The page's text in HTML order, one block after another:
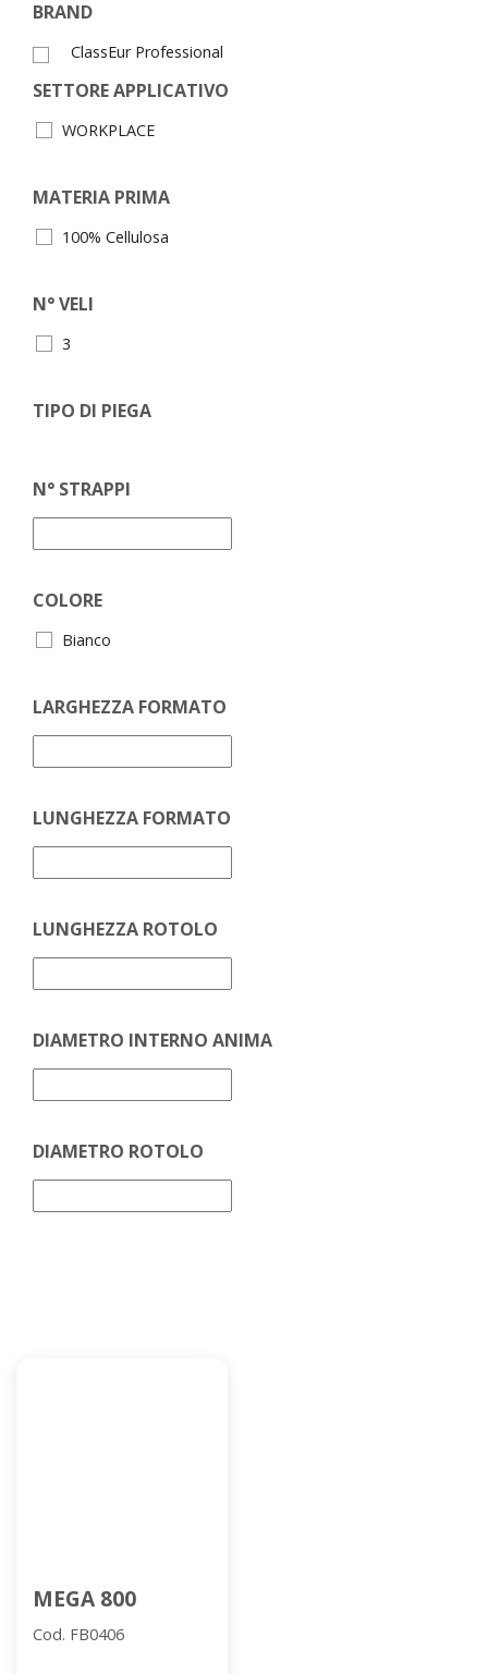
BRAND
ClassEur Professional
SETTORE APPLICATIVO
WORKPLACE
MATERIA PRIMA
100% Cellulosa
N° VELI
3
TIPO DI PIEGA
N° STRAPPI
COLORE
Bianco
LARGHEZZA FORMATO
LUNGHEZZA FORMATO
LUNGHEZZA ROTOLO
DIAMETRO INTERNO ANIMA
DIAMETRO ROTOLO
MEGA 800
Cod. FB0406